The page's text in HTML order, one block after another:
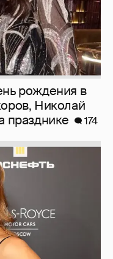
рождения в
Николай
празднике
174